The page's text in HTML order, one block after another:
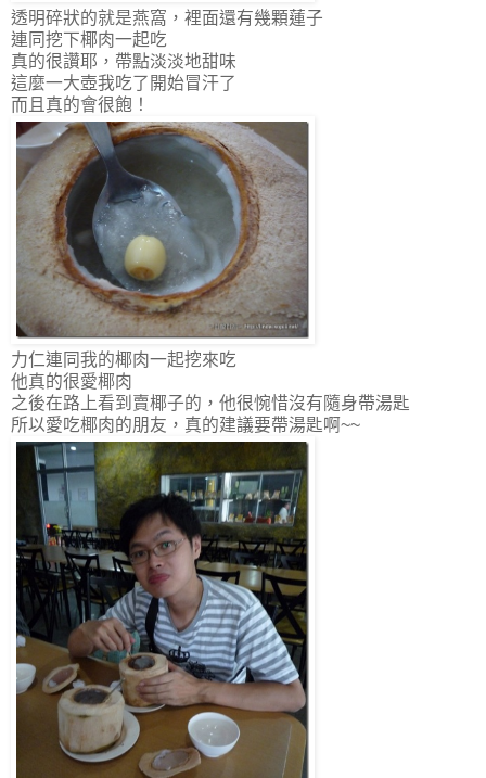
透明碎狀的就是燕窩，裡面還有幾顆蓮子
連同挖下椰肉一起吃
真的很讚耶，帶點淡淡地甜味
這麼一大壺我吃了開始冒汗了
而且真的會很飽！
力仁連同我的椰肉一起挖來吃
他真的很愛椰肉
之後在路上看到賣椰子的，他很惋惜沒有隨身帶湯匙
所以愛吃椰肉的朋友，真的建議要帶湯匙啊~~